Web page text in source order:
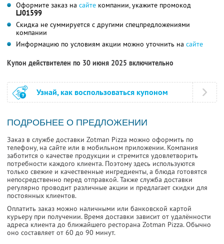
Оформите заказ на сайте компании, укажите промокод
LJ01599
Скидка не суммируется с другими спецпредложениями
компании
Информацию по условиям акции можно уточнить на сайте
Купон действителен по 30 июня 2025 включительно
Узнай, как воспользоваться купоном
ПОДРОБНЕЕ О ПРЕДЛОЖЕНИИ
Заказ в службе доставки Zotman Pizza можно оформить по
телефону, на сайте или в мобильном приложении. Компания
заботится о качестве продукции и стремится удовлетворить
потребности каждого клиента. Поэтому здесь используются
только свежие и качественные ингредиенты, а блюда готовятся
непосредственно перед отправкой. Также служба доставки
регулярно проводит различные акции и предлагает скидки для
постоянных клиентов.
Оплатить заказ можно наличными или банковской картой
курьеру при получении. Время доставки зависит от удалённости
адреса клиента до ближайшего ресторана Zotman Pizza. Обычно
оно составляет от 60 до 90 минут.